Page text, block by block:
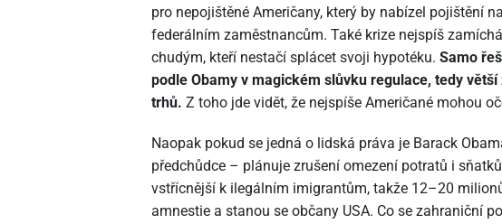
pro nepojištěné Američany, který by nabízel pojištění
federálním zaměstnancům. Také krize nejspíš
chudým, kteří nestačí splácet svoji hypotéku. Samo
podle Obamy v magickém slůvku regulace, tedy
trhů. Z toho jde vidět, že nejspíše Američané mohou
Naopak pokud se jedná o lidská práva je Barack
předchůdce – plánuje zrušení omezení potratů i
vstřícnější k ilegálním imigrantům, takže 12–20
amnestie a stanou se občany USA. Co se zahraniční